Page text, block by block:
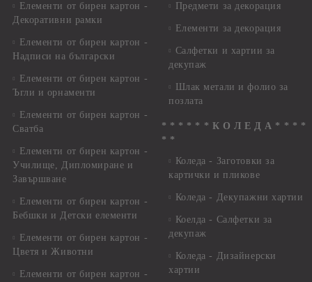
Елементи от бирен картон -
Декоративни рамки
Елементи от бирен картон -
Надписи на български
Елементи от бирен картон -
Ъгли и орнаменти
Елементи от бирен картон -
Сватба
Елементи от бирен картон -
Училище, Дипломиране и
Завършване
Елементи от бирен картон -
Бебшки и Детски елементи
Елементи от бирен картон -
Цветя и Животни
Елементи от бирен картон -
Предмети за декорация
Елементи за декорация
Салфетки и хартии за
декупаж
Шлак метали и фолио за
позлата
* * * * * * К О Л Е Д А * * * *
* *
Коледа - Заготовки за
картички и пликове
Коледа - Декупажни хартии
Коелда - Салфетки за
декупаж
Коледа - Дизайнерски
хартии